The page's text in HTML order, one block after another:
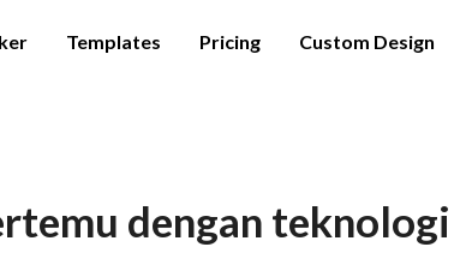
Templates Pricing Custom Design
dengan teknologi